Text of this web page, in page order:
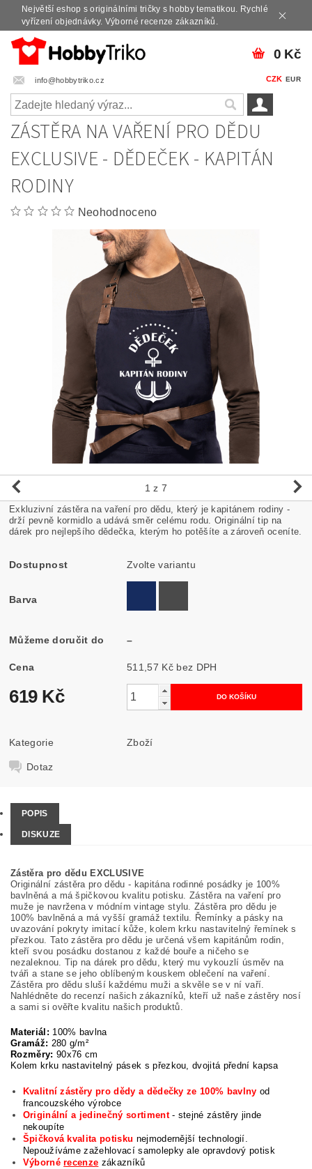
Největší eshop s originálními tričky s hobby tematikou. Rychlé
vyřízení objednávky. Výborné recenze zákazníků.
info@hobbytriko.cz CZK EUR
0 Kč
ZÁSTĚRA NA VAŘENÍ PRO DĚDU
EXCLUSIVE - DĚDEČEK - KAPITÁN
RODINY
Neohodnoceno
1 z 7
Exkluzivní zástěra na vaření pro dědu, který je kapitánem rodiny -
drží pevně kormidlo a udává směr celému rodu. Originální tip na
dárek pro nejlepšího dědečka, kterým ho potěšíte a zároveň oceníte.
Dostupnost Zvolte variantu
Barva
Můžeme doručit do –
Cena 511,57 Kč bez DPH
619 Kč
Kategorie Zboží
Dotaz
POPIS
DISKUZE
Zástěra pro dědu EXCLUSIVE
Originální zástěra pro dědu - kapitána rodinné posádky je 100%
bavlněná a má špičkovou kvalitu potisku. Zástěra na vaření pro
muže je navržena v módním vintage stylu. Zástěra pro dědu je
100% bavlněná a má vyšší gramáž textilu. Řemínky a pásky na
uvazování pokryty imitací kůže, kolem krku nastavitelný řemínek s
přezkou. Tato zástěra pro dědu je určená všem kapitánům rodin,
kteří svou posádku dostanou z každé bouře a ničeho se
nezaleknou. Tip na dárek pro dědu, který mu vykouzlí úsměv na
tváři a stane se jeho oblíbeným kouskem oblečení na vaření.
Zástěra pro dědu sluší každému muži a skvěle se v ní vaří.
Nahlédněte do recenzí našich zákazníků, kteří už naše zástěry nosí
a sami si ověřte kvalitu našich produktů.
Materiál: 100% bavlna
Gramáž: 280 g/m²
Rozměry: 90x76 cm
Kolem krku nastavitelný pásek s přezkou, dvojitá přední kapsa
Kvalitní zástěry pro dědy a dědečky ze 100% bavlny od
francouzského výrobce
Originální a jedinečný sortiment - stejné zástěry jinde
nekoupíte
Špičková kvalita potisku nejmodernější technologií.
Nepoužíváme zažehlovací samolepky ale opravdový potisk
Výbornérecenze zákazníků